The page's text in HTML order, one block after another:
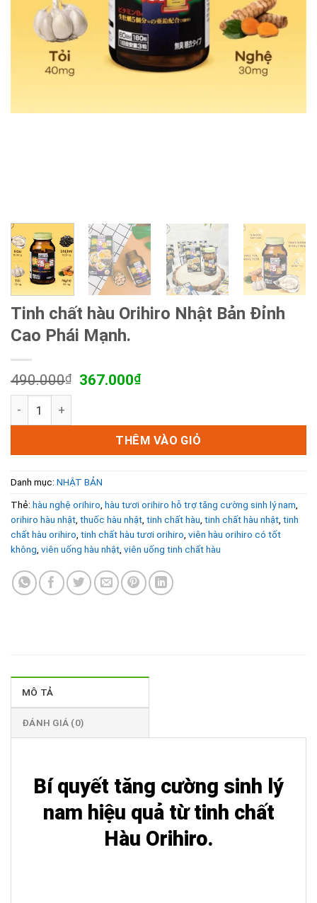
Tinh chất hàu Orihiro Nhật Bản Đỉnh
Cao Phái Mạnh.
490.000₫
Giá
490.000₫.
367.000₫Giá
là:
367.000₫.
THÊM VÀO GIỎ
Danh mục: NHẬT BẢN
Thẻ: hàu nghệ orihiro hàu tươi orihiro hỗ trợ tăng cường sinh lý nam
orihiro hàu nhật thuốc hàu nhật tinh chất hàu tinh chất hàu nhật tinh
chất hàu orihiro tinh chất hàu tươi orihiro viên hàu orihiro có tốt
không viên uống hàu nhật viên uống tinh chất hàu
MÔ TẢ
ĐÁNH GIÁ (0)
Bí quyết tăng cường sinh lý
nam hiệu quả từ tinh chất
Hàu Orihiro.